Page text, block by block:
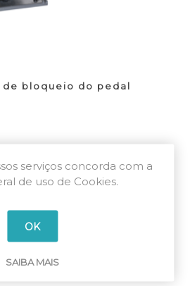
de bloqueio do pedal
serviços concorda com a
de uso de Cookies.
OK
SAIBA MAIS